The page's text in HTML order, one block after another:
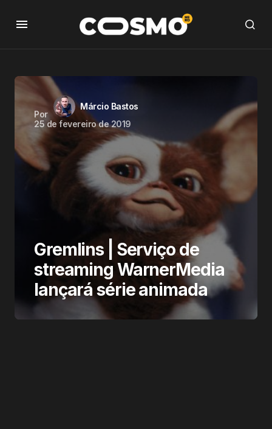
Por
Márcio Bastos
25 de fevereiro de 2019
Gremlins | Serviço de
streaming WarnerMedia
lançará série animada